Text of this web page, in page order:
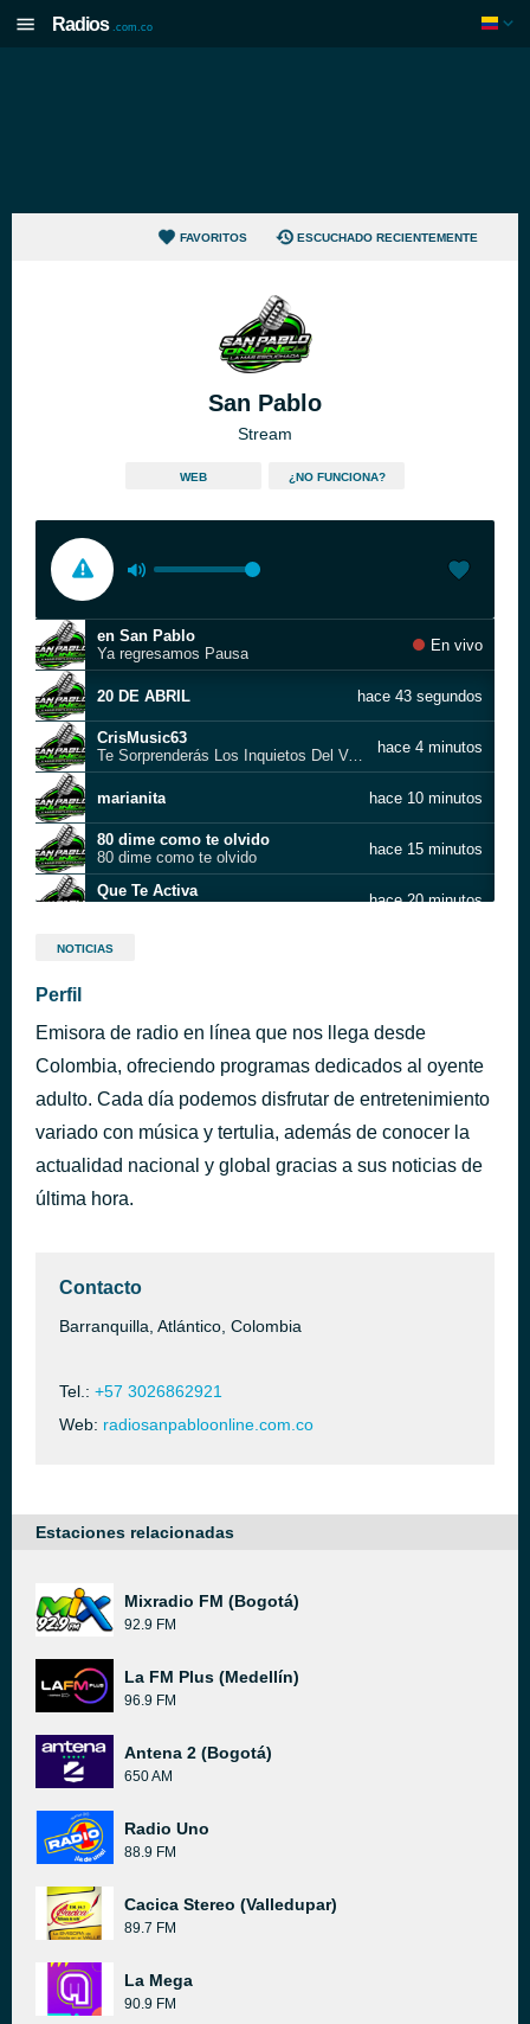
Radios .com.co
FAVORITOS ESCUCHADO RECIENTEMENTE
San Pablo
Stream
WEB ¿NO FUNCIONA?
en San Pablo
Ya regresamos Pausa
En vivo
20 DE ABRIL hace 43 segundos
CrisMusic63
Te Sorprenderás Los Inquietos Del Vallenato Video Letra
hace 4 minutos
marianita hace 10 minutos
80 dime como te olvido
80 dime como te olvido
hace 15 minutos
Que Te Activa
hace 20 minutos
70 Mas Cerca De Ti Israel Ro
Pobre Infancia
Los Hermanos Zuleta
Por Eso Estoy Aqui hace 39 minutos
NOTICIAS
Perfil
Emisora de radio en línea que nos llega desde
Colombia, ofreciendo programas dedicados al oyente
adulto. Cada día podemos disfrutar de entretenimiento
variado con música y tertulia, además de conocer la
actualidad nacional y global gracias a sus noticias de
última hora.
Contacto
Barranquilla, Atlántico, Colombia
Tel.: +57 3026862921
Web: radiosanpabloonline.com.co
Estaciones relacionadas
Mixradio FM (Bogotá)
92.9 FM
La FM Plus (Medellín)
96.9 FM
Antena 2 (Bogotá)
650 AM
Radio Uno
88.9 FM
Cacica Stereo (Valledupar)
89.7 FM
La Mega
90.9 FM